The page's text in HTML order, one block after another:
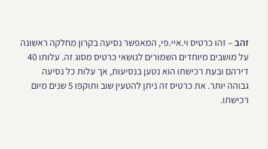
זהב– זהו כרטיס וי.איי.פי, המאפשר נסיעה בקרון מחלקה ראשונה
על מושבים מיוחדים השמורים לנושאי כרטיס מסוג זה. עלותו 40
דירהם ובעת רכישתו הוא נטען בנסיעות, אך עלות כל נסיעה
גבוהה יותר. את כרטיס זה ניתן להטעין שוב ותוקפו 5 שנים מיום
רכישתו.